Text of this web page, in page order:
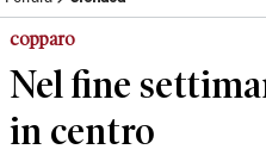
copparo
Nel fine
in centro